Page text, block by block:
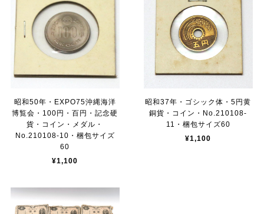
昭和50年・EXPO75沖縄海洋
博覧会・100円・百円・記念硬
貨・コイン・メダル・
No.210108-10・梱包サイズ
60
¥1,100
昭和37年・ゴシック体・5円黄
銅貨・コイン・No.210108-
11・梱包サイズ60
¥1,100